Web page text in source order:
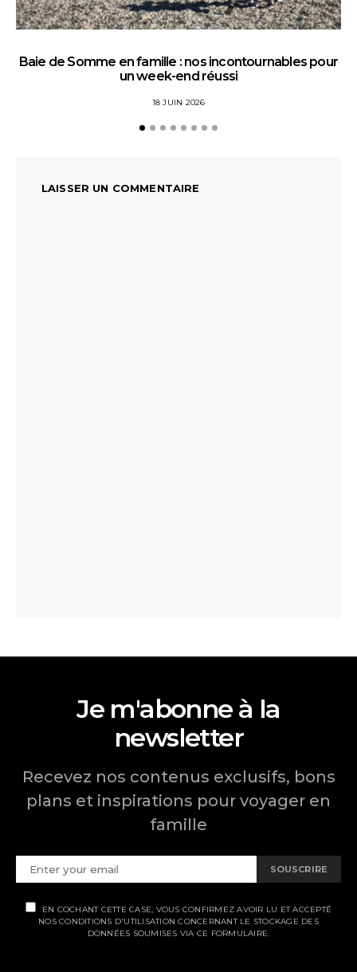
Baie de Somme en famille : nos incontournables pour
un week-end réussi
18 JUIN 2026
LAISSER UN COMMENTAIRE
Je m'abonne à la
newsletter
Recevez nos contenus exclusifs, bons
plans et inspirations pour voyager en
famille
SOUSCRIRE
EN COCHANT CETTE CASE, VOUS CONFIRMEZ AVOIR LU ET ACCEPTÉ
NOS CONDITIONS D'UTILISATION CONCERNANT LE STOCKAGE DES
DONNÉES SOUMISES VIA CE FORMULAIRE.